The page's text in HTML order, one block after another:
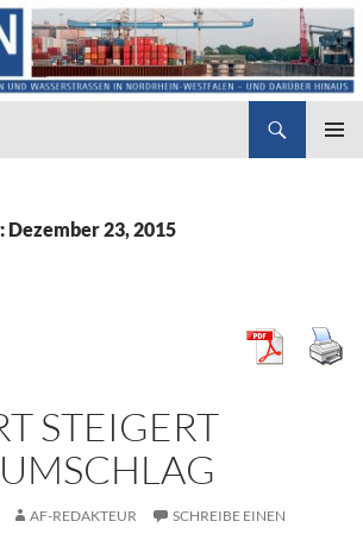
Dezember 23, 2015
STEIGERT
AF-REDAKTEUR
SCHREIBE EINEN